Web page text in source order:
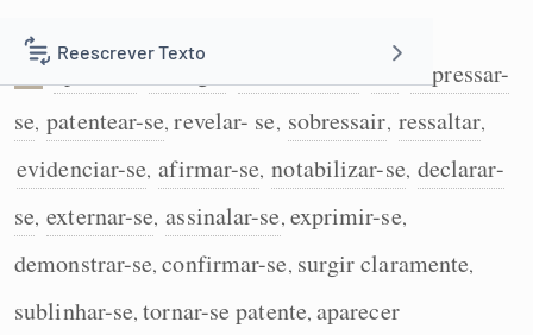
Reescrever Texto
Resumir Texto
Corrigir Texto
Detector de IA
Humanizador de IA
Manifestar-se de modo evidente; exprimir-se:
expressar-
se, patentear-se,revelar- se, sobressair, ressaltar,
evidenciar-se, afirmar-se, notabilizar-se, declarar-
se, externar-se, assinalar-se, exprimir-se,
demonstrar-se,confirmar-se, surgir claramente,
sublinhar-se,tornar-se patente, aparecer